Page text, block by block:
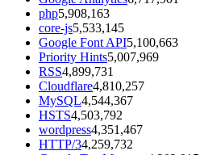
php5,908,163
core-js5,533,145
Google Font API5,100,663
Priority Hints5,007,969
RSS4,899,731
Cloudflare4,810,257
MySQL4,544,367
HSTS4,503,792
wordpress4,351,467
HTTP/34,259,732